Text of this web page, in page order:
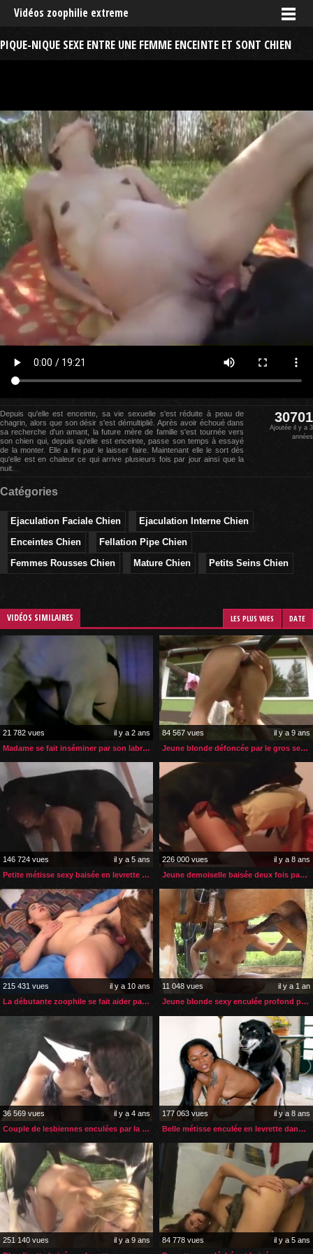
Vidéos zoophilie extreme
PIQUE-NIQUE SEXE ENTRE UNE FEMME ENCEINTE ET SONT CHIEN
Depuis qu'elle est enceinte, sa vie sexuelle s'est réduite à peau de
chagrin, alors que son désir s'est démultiplié. Après avoir échoué dans
sa recherche d'un amant, la future mère de famille s'est tournée vers
son chien qui, depuis qu'elle est enceinte, passe son temps à essayé
de la monter. Elle a fini par le laisser faire. Maintenant elle le sort dès
qu'elle est en chaleur ce qui arrive plusieurs fois par jour ainsi que la
nuit.
30701
Ajoutée il y a 3
années
Catégories
Ejaculation Faciale Chien
Ejaculation Interne Chien
Enceintes Chien
Fellation Pipe Chien
Femmes Rousses Chien
Mature Chien Petits Seins Chien
VIDÉOS SIMILAIRES LES PLUS VUES DATE
21 782 vues
il y a 2 ans
Madame se fait inséminer par son labrador
84 567 vues
il y a 9 ans
Jeune blonde défoncée par le gros sexe de son cheval
146 724 vues
il y a 5 ans
Petite métisse sexy baisée en levrette par son labrador
226 000 vues
il y a 8 ans
Jeune demoiselle baisée deux fois par son rottweiler
215 431 vues
il y a 10 ans
La débutante zoophile se fait aider par son amie
11 048 vues
il y a 1 an
Jeune blonde sexy enculée profond par son cheval
36 569 vues
il y a 4 ans
Couple de lesbiennes enculées par la grosse bite de leur poney
177 063 vues
il y a 8 ans
Belle métisse enculée en levrette dans son salon
251 140 vues
il y a 9 ans
84 778 vues
il y a 5 ans